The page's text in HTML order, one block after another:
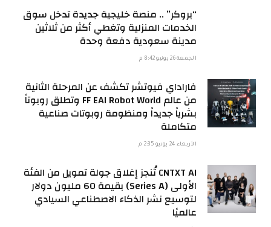
“بروكر” .. منصة خليجية جديدة تدخل سوق
الخدمات المنزلية وتغطي أكثر من ثلاثين
مدينة سعودية دفعة وحدة
الجمعة 26 يونيو 8:42 م
فاراداي فيوتشر تكشف عن المرحلة الثانية
من عالم FF EAI Robot World وتطلق روبوتاً
بشرياً جديداً ومنظومة روبوتات صناعية
متكاملة
الأربعاء 24 يونيو 2:35 م
CNTXT AI تُنجز إغلاق جولة تمويل من الفئة
الأولى (Series A) بقيمة 60 مليون دولار
لتوسيع نشر الذكاء الاصطناعي السيادي
عالميًا